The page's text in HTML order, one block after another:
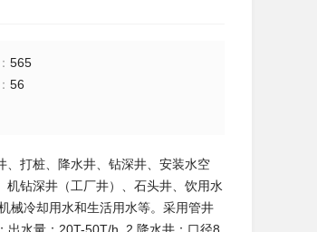
：565
：56
、打桩、降水井、钻深井、安装水空
钻深井（工厂井）、石头井、饮用水
械冷却用水和生活用水等。采用管井